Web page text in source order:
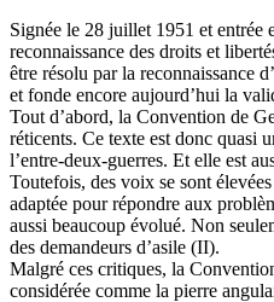
Signée le 28 juillet 1951 et entrée
reconnaissance des droits et
être résolu par la reconnaissance
et fonde encore aujourd’hui la
Tout d’abord, la Convention de
réticents. Ce texte est donc quasi
l’entre-deux-guerres. Et elle est
Toutefois, des voix se sont
adaptée pour répondre aux
aussi beaucoup évolué. Non
des demandeurs d’asile (II).
Malgré ces critiques, la
considérée comme la pierre